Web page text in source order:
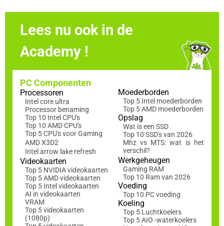
Lees nu ook in de
Academy !
PC Componenten
Processoren
Intel core ultra
Processor benaming
Top 10 Intel CPU's
Top 10 AMD CPU's
Top 5 CPU's voor Gaming
AMD X3D2
Intel arrow lake refresh
Videokaarten
Top 5 NVIDIA videokaarten
Top 5 AMD videokaarten
Top 5 Intel videokaarten
AI in videokaarten
VRAM
Top 5 videokaarten
(1080p)
Moederborden
Top 5 Intel moederborden
Top 5 AMD moederborden
Opslag
Wat is een SSD
Top 10 SSD's van 2026
Mhz vs MTS: wat is het
verschil?
Werkgeheugen
Gaming RAM
Top 10 Ram van 2026
Voeding
Top 10 PC voeding
Koeling
Top 5 Luchtkoelers
Top 5 AIO -waterkoelers